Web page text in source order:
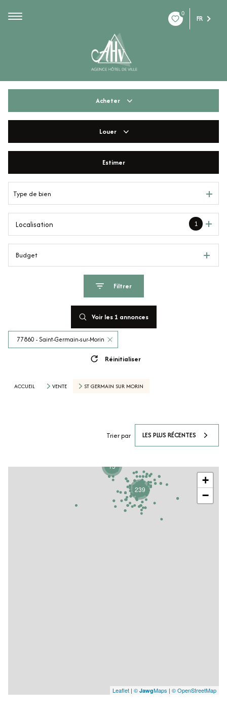
0
FR
Acheter
De l'immo pro
Louer
De l'immo pro
Estimer
Type de bien
1
Localisation
Budget
Filtrer
Voir les 1 annonces
77860 - Saint-Germain-sur-Morin
Réinitialiser
ACCUEIL VENTE ST GERMAIN SUR MORIN
Trier par LES PLUS RÉCENTES
15
239
+
−
Leaflet | © JawgMaps | © OpenStreetMap